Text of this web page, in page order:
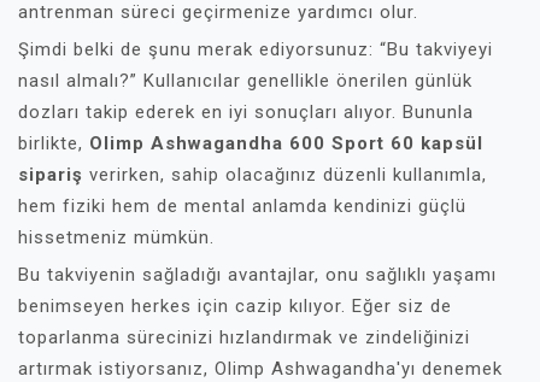
antrenman süreci geçirmenize yardımcı olur.
Şimdi belki de şunu merak ediyorsunuz: “Bu takviyeyi
nasıl almalı?” Kullanıcılar genellikle önerilen günlük
dozları takip ederek en iyi sonuçları alıyor. Bununla
birlikte, Olimp Ashwagandha 600 Sport 60 kapsül
sipariş verirken, sahip olacağınız düzenli kullanımla,
hem fiziki hem de mental anlamda kendinizi güçlü
hissetmeniz mümkün.
Bu takviyenin sağladığı avantajlar, onu sağlıklı yaşamı
benimseyen herkes için cazip kılıyor. Eğer siz de
toparlanma sürecinizi hızlandırmak ve zindeliğinizi
artırmak istiyorsanız, Olimp Ashwagandha'yı denemek